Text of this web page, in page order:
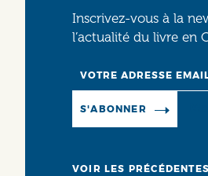
Inscrivez-vous à la
l’actualité du livre en
S'ABONNER
VOIR LES